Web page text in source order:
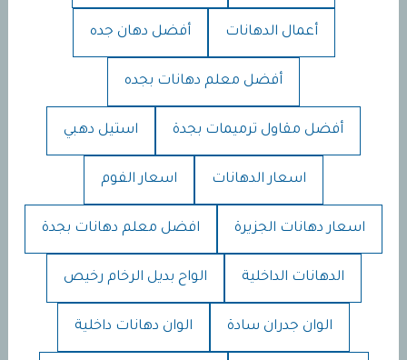
أعمال الدهانات أفضل دهان جده
أفضل معلم دهانات بجده
أفضل مقاول ترميمات بجدة استيل دهبي
اسعار الدهانات اسعار الفوم
اسعار دهانات الجزيرة افضل معلم دهانات بجدة
الدهانات الداخلية الواح بديل الرخام رخيص
الوان جدران سادة الوان دهانات داخلية